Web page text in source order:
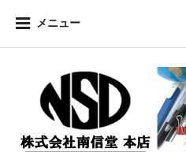
メニュー